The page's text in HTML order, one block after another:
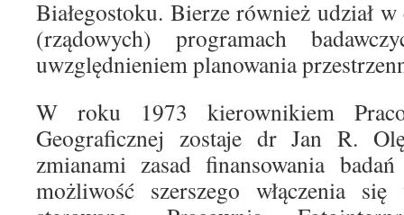
Białegostoku. Bierze również udział
(rządowych) programach
uwzględnieniem planowania
W roku 1973 kierownikiem
Geograficznej zostaje dr Jan R.
zmianami zasad finansowania
możliwość szerszego włączenia